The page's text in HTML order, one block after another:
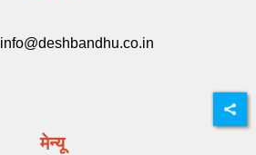
info@deshbandhu.co.in
मेन्यू